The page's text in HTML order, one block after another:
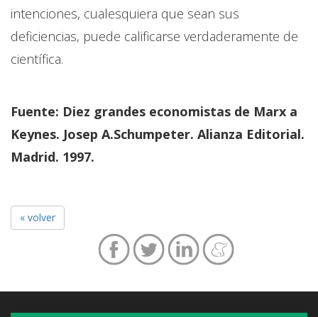
intenciones, cualesquiera que sean sus
deficiencias, puede calificarse verdaderamente de
científica.
Fuente: Diez grandes economistas de Marx a
Keynes. Josep A.Schumpeter. Alianza Editorial.
Madrid. 1997.
« volver